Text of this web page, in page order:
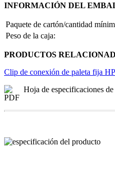
INFORMACIÓN DEL
Paquete de cartón/cantidad
Peso de la caja:
PRODUCTOS
Clip de conexión de paleta fija
Hoja de especificaciones